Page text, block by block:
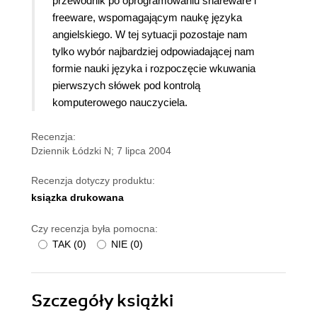
freeware, wspomagającym naukę języka
angielskiego. W tej sytuacji pozostaje nam
tylko wybór najbardziej odpowiadającej nam
formie nauki języka i rozpoczęcie wkuwania
pierwszych słówek pod kontrolą
komputerowego nauczyciela.
Recenzja:
Dziennik Łódzki N; 7 lipca 2004
Recenzja dotyczy produktu:
ksiązka drukowana
Czy recenzja była pomocna:
TAK (0) NIE (0)
Szczegółyksiążki